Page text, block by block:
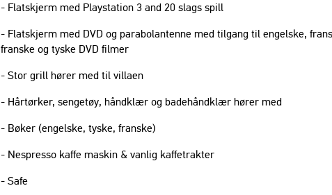
- ​Flatskjerm med Playstation 3 and 20 slags spill
- Flatskjerm med DVD og parabolantenne med tilgang til engelske,
franske og tyske DVD filmer
- Stor grill hører med til villaen
- ​Hårtørker, sengetøy, håndklær og badehåndklær hører med
- Bøker (engelske, tyske, franske)
​​​- Nespresso kaffe maskin & vanlig kaffetrakter
- Safe ​